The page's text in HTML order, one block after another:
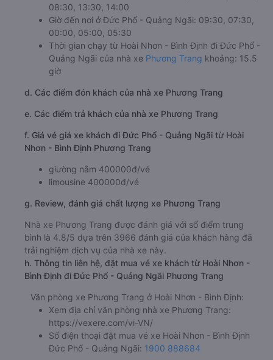
08:30, 13:30, 14:00
Giờ đến nơi ở Đức Phổ - Quảng Ngãi: 09:30, 07:30,
00:00, 05:00, 05:30
Thời gian chạy từ Hoài Nhơn - Bình Định đi Đức Phổ -
Quảng Ngãi của nhà xe Phương Trang khoảng: 15.5
giờ
d. Các điểm đón khách của nhà xe Phương Trang
e. Các điểm trả khách của nhà xe Phương Trang
f. Giá vé giá xe khách đi Đức Phổ - Quảng Ngãi từ Hoài
Nhơn - Bình Định Phương Trang
giường nằm 400000đ/vé
limousine 400000đ/vé
g. Review, đánh giá chất lượng xe Phương Trang
Nhà xe Phương Trang được đánh giá với số điểm trung
bình là 4.8/5 dựa trên 3966 đánh giá của khách hàng đã
trải nghiệm dịch vụ của nhà xe này.
h. Thông tin liên hệ, đặt mua vé xe khách từ Hoài Nhơn -
Bình Định đi Đức Phổ - Quảng Ngãi Phương Trang
Văn phòng xe Phương Trang ở Hoài Nhơn - Bình Định:
Xem địa chỉ văn phòng nhà xe Phương Trang:
https://vexere.com/vi-VN/
Số điện thoại đặt mua vé xe Hoài Nhơn - Bình Định
Đức Phổ - Quảng Ngãi: 1900 888684